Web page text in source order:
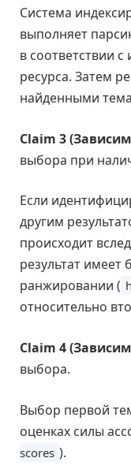
Система
выполняет
в соответствии
ресурса. Затем
найденными
Claim 3
выбора при
Если
другим
происходит
результат
ранжировании (
относительно
Claim 4
выбора.
Выбор первой
оценках силы
scores ).